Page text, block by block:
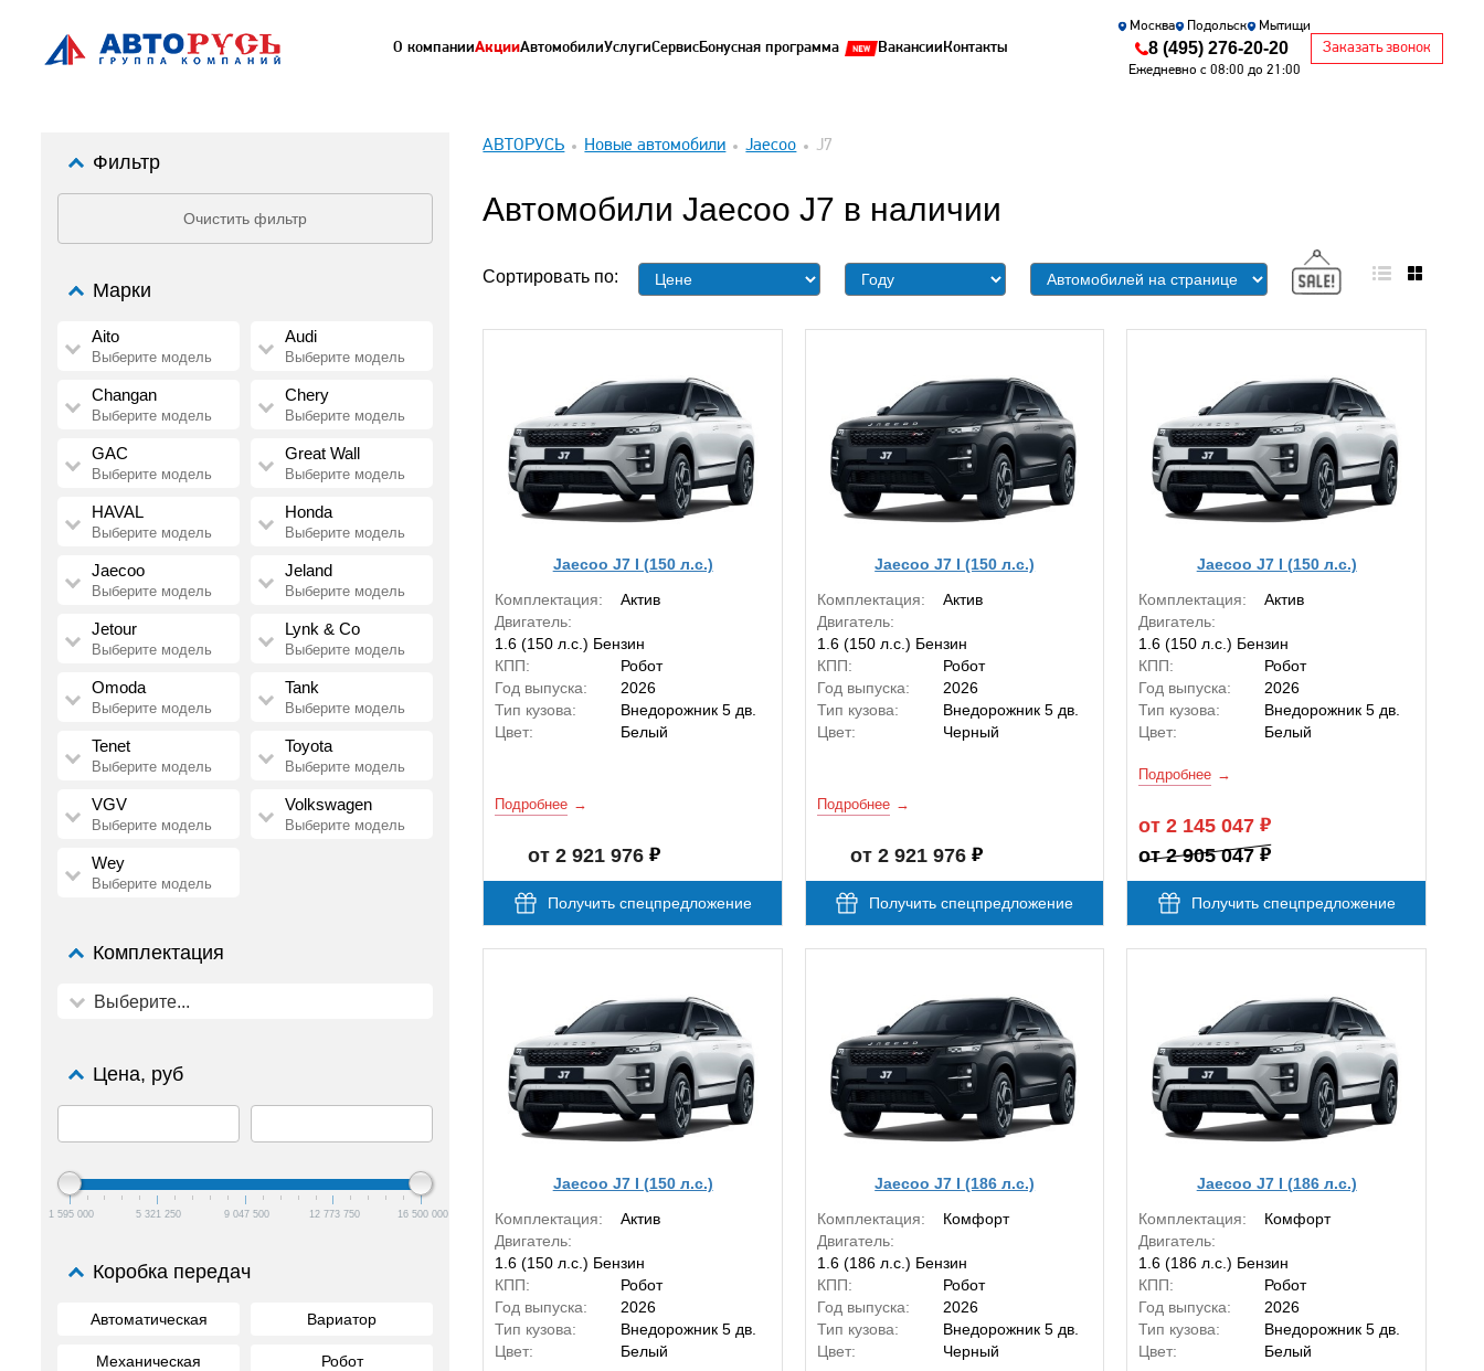
О компанииАкцииАвтомобилиУслугиСервисБонусная программа ВакансииКонтакты
Москва Подольск Мытищи
8 (495) 276-20-20
Ежедневно с 08:00 до 21:00
Заказать звонок
Фильтр
Очистить фильтр
Марки
Aito
Выберите модель
Audi
Выберите модель
Changan
Выберите модель
Chery
Выберите модель
GAC
Выберите модель
Great Wall
Выберите модель
HAVAL
Выберите модель
Honda
Выберите модель
Jaecoo
Выберите модель
Jeland
Выберите модель
Jetour
Выберите модель
Lynk & Co
Выберите модель
Omoda
Выберите модель
Tank
Выберите модель
Tenet
Выберите модель
Toyota
Выберите модель
VGV
Выберите модель
Volkswagen
Выберите модель
Wey
Выберите модель
Комплектация
Выберите...
Цена, руб
1 595 000 5 321 250 9 047 500 12 773 750 16 500 000
Коробка передач
Автоматическая Вариатор
Механическая Робот
АВТОРУСЬ Новые автомобили Jaecoo J7
Автомобили Jaecoo J7 в наличии
Сортировать по:
Jaecoo J7 I (150 л.с.)
Комплектация:
Актив
Двигатель:
1.6 (150 л.с.) Бензин
КПП:
Робот
Год выпуска:
2026
Тип кузова:
Внедорожник 5 дв.
Цвет:
Белый
Подробнее
от 2 921 976
Получить спецпредложение
Jaecoo J7 I (150 л.с.)
Комплектация:
Актив
Двигатель:
1.6 (150 л.с.) Бензин
КПП:
Робот
Год выпуска:
2026
Тип кузова:
Внедорожник 5 дв.
Цвет:
Черный
Подробнее
от 2 921 976
Получить спецпредложение
Jaecoo J7 I (150 л.с.)
Комплектация:
Актив
Двигатель:
1.6 (150 л.с.) Бензин
КПП:
Робот
Год выпуска:
2026
Тип кузова:
Внедорожник 5 дв.
Цвет:
Белый
Подробнее
от 2 145 047
от 2 905 047
Получить спецпредложение
Jaecoo J7 I (150 л.с.)
Комплектация:
Актив
Двигатель:
1.6 (150 л.с.) Бензин
КПП:
Робот
Год выпуска:
2026
Тип кузова:
Внедорожник 5 дв.
Цвет:
Белый
Jaecoo J7 I (186 л.с.)
Комплектация:
Комфорт
Двигатель:
1.6 (186 л.с.) Бензин
КПП:
Робот
Год выпуска:
2026
Тип кузова:
Внедорожник 5 дв.
Цвет:
Черный
Jaecoo J7 I (186 л.с.)
Комплектация:
Комфорт
Двигатель:
1.6 (186 л.с.) Бензин
КПП:
Робот
Год выпуска:
2026
Тип кузова:
Внедорожник 5 дв.
Цвет:
Белый